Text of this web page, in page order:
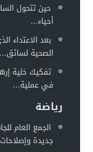
حين تتحول
أحياء...
بعد الاعتداء
الصحية لسائق...
تفكيك خلية
في عملية...
رياضة
الجمع العام
جديدة